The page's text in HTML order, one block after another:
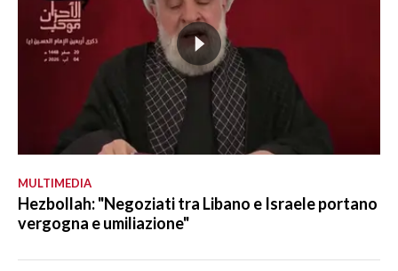
MULTIMEDIA
Hezbollah: "Negoziati tra Libano e Israele portano
vergogna e umiliazione"